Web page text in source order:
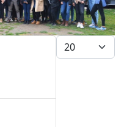
Cantidad a